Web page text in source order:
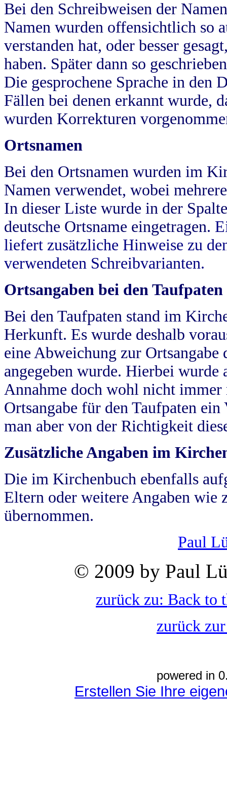
Bei den Schreibweisen der
Namen wurden offensichtlich so
verstanden hat, oder besser
haben. Später dann so
Die gesprochene Sprache in
Fällen bei denen erkannt wurde,
wurden Korrekturen
Ortsnamen
Bei den Ortsnamen wurden im
Namen verwendet, wobei
In dieser Liste wurde in der
deutsche Ortsname eingetragen.
liefert zusätzliche Hinweise zu
verwendeten Schreibvarianten.
Ortsangaben bei den Taufpaten
Bei den Taufpaten stand im
Herkunft. Es wurde deshalb
eine Abweichung zur
angegeben wurde. Hierbei wurde
Annahme doch wohl nicht
Ortsangabe für den Taufpaten
man aber von der Richtigkeit
Zusätzliche Angaben im
Die im Kirchenbuch ebenfalls
Eltern oder weitere Angaben wie
übernommen.
Paul
© 2009 by Paul
zurück zu: Back to
zurück
powered in
Erstellen Sie Ihre